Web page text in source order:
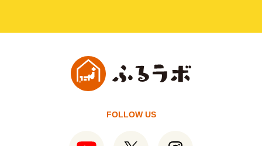
FOLLOW US